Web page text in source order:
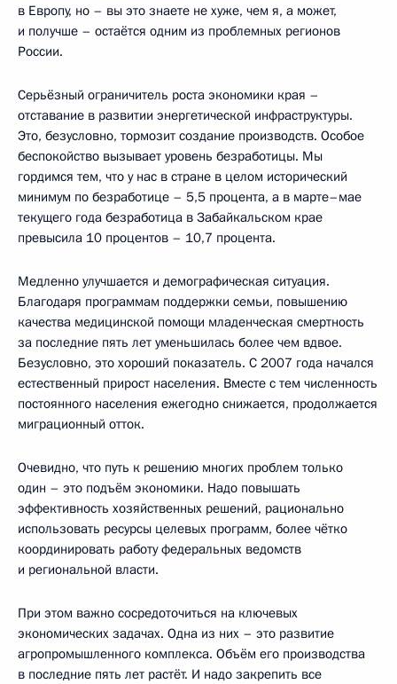
в Европу, но – вы это знаете не хуже, чем я, а может,
и получше – остаётся одним из проблемных регионов
России.
Серьёзный ограничитель роста экономики края –
отставание в развитии энергетической инфраструктуры.
Это, безусловно, тормозит создание производств. Особое
беспокойство вызывает уровень безработицы. Мы
гордимся тем, что у нас в стране в целом исторический
минимум по безработице – 5,5 процента, а в марте–мае
текущего года безработица в Забайкальском крае
превысила 10 процентов – 10,7 процента.
Медленно улучшается и демографическая ситуация.
Благодаря программам поддержки семьи, повышению
качества медицинской помощи младенческая смертность
за последние пять лет уменьшилась более чем вдвое.
Безусловно, это хороший показатель. С 2007 года начался
естественный прирост населения. Вместе с тем численность
постоянного населения ежегодно снижается, продолжается
миграционный отток.
Очевидно, что путь к решению многих проблем только
один – это подъём экономики. Надо повышать
эффективность хозяйственных решений, рационально
использовать ресурсы целевых программ, более чётко
координировать работу федеральных ведомств
и региональной власти.
При этом важно сосредоточиться на ключевых
экономических задачах. Одна из них – это развитие
агропромышленного комплекса. Объём его производства
в последние пять лет растёт. И надо закрепить все